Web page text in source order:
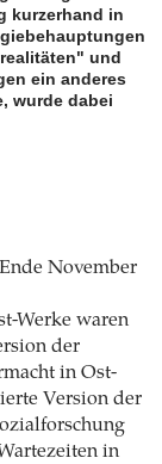
kurzerhand in
und
ein anderes
wurde dabei
November
Werke waren
der
in Ost-
Version der
in